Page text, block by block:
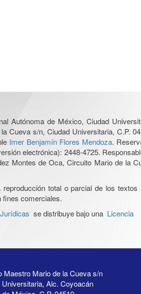
Autónoma de México, Ciudad
Cueva s/n, Ciudad Universitaria, C.P.
Imer Benjamín Flores Mendoza.
electrónica): 2448-4725.
Montes de Oca, Circuito Mario de la
total o parcial de los textos
fines comerciales.
se distribuye bajo una Licencia
Maestro Mario de la Cueva s/n
Universitaria, Alc. Coyoacán